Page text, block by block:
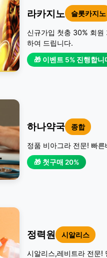
라카지노 슬롯카지노
신규가입 첫충 30% 회
하여 드립니다.
🎁 이벤트 5% 진행합니
하나약국 종합
정품 비아그라 전문! 빠
🎁 첫구매 20%
정력원 시알리스
시알리스,레비트라 전문!